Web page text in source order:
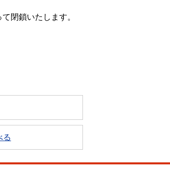
閉鎖いたします。
る